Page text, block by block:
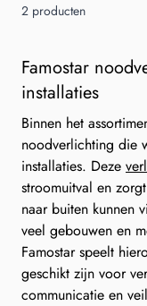
2 producten
Famostar
installaties
Binnen het
noodverlichting die
installaties. Deze
stroomuitval en
naar buiten kunnen
veel gebouwen en
Famostar speelt
geschikt zijn voor
communicatie en